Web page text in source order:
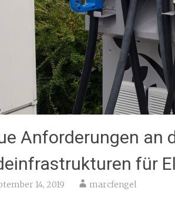
Anforderungen an
für
14, 2019 marcfengel